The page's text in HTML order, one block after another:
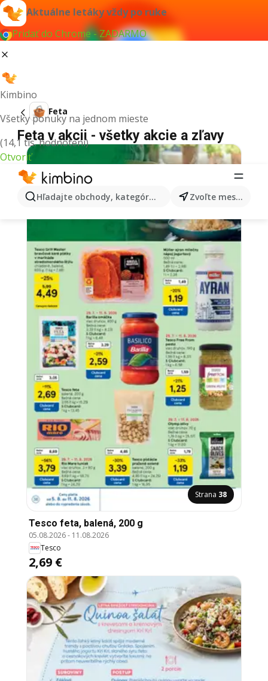
Aktuálne letáky vždy po ruke
Pridať do Chrome - ZADARMO
Kimbino
Všetky ponuky na jednom mieste
(14,1 tis. hodnotení)
Otvoriť
Hľadajte obchody, kategórie, produkty... Zvoľte mesto
Feta
Feta v akcii - všetky akcie a zľavy
Strana 38
Tesco feta, balená, 200 g
05.08.2026- 11.08.2026
Tesco
2,69 €